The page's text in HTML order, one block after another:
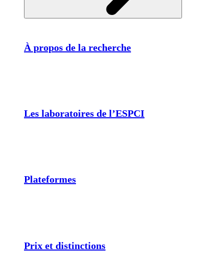
À propos de la recherche
Les laboratoires de l’ESPCI
Plateformes
Prix et distinctions